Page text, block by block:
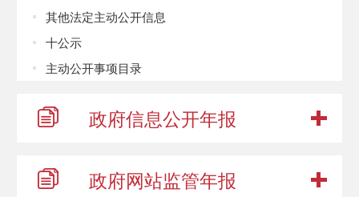
其他法定主动公开信息
十公示
主动公开事项目录
政府信息公开年报
政府网站监管年报